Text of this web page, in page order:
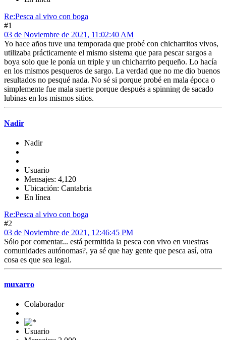
Re:Pesca al vivo con boga
#1
03 de Noviembre de 2021, 11:02:40 AM
Yo hace años tuve una temporada que probé con chicharritos vivos,
utilizaba prácticamente el mismo sistema que para pescar sargos a
boya solo que le ponía un triple y un chicharrito pequeño. Lo hacía
en los mismos pesqueros de sargo. La verdad que no me dio buenos
resultados no pesqué nada. No sé si porque probé en mala época o
simplemente fue mala suerte porque después a spinning de sacado
lubinas en los mismos sitios.
Nadir
Nadir
Usuario
Mensajes: 4,120
Ubicación: Cantabria
En línea
Re:Pesca al vivo con boga
#2
03 de Noviembre de 2021, 12:46:45 PM
Sólo por comentar... está permitida la pesca con vivo en vuestras
comunidades autónomas?, ya sé que hay gente que pesca así, otra
cosa es que sea legal.
muxarro
Colaborador
Usuario